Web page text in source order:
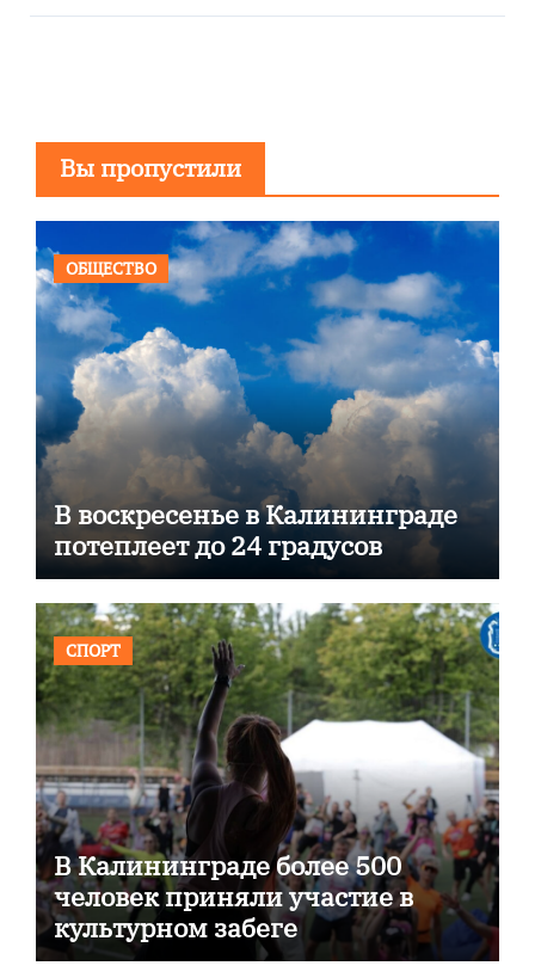
Вы пропустили
ОБЩЕСТВО
В воскресенье в Калининграде
потеплеет до 24 градусов
СПОРТ
В Калининграде более 500
человек приняли участие в
культурном забеге